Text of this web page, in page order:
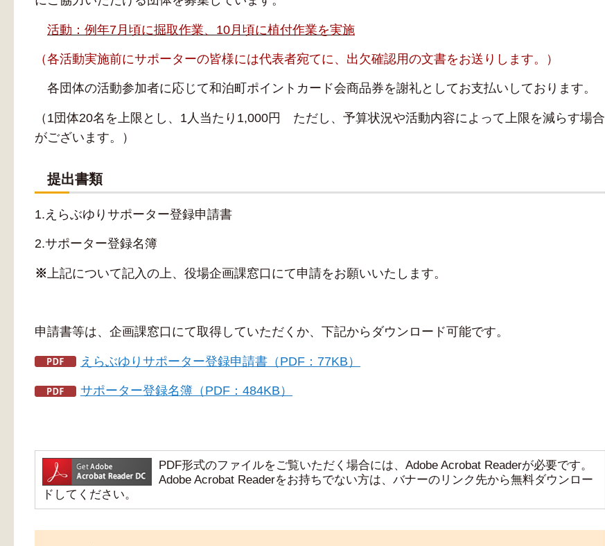
活動：例年7月頃に掘取作業、10月頃に植付作業を実施
（各活動実施前にサポーターの皆様には代表者宛てに、出欠確認用の文書をお送りします。）
各団体の活動参加者に応じて和泊町ポイントカード会商品券を謝礼としてお支払いしております。
（1団体20名を上限とし、1人当たり1,000円 ただし、予算状況や活動内容によって上限を減らす場合
がございます。）
提出書類
1.えらぶゆりサポーター登録申請書
2.サポーター登録名簿
※ 上記について記入の上、役場企画課窓口にて申請をお願いいたします。
申請書等は、企画課窓口にて取得していただくか、下記からダウンロード可能です。
えらぶゆりサポーター登録申請書（PDF：77KB）
サポーター登録名簿（PDF：484KB）
PDF形式のファイルをご覧いただく場合には、Adobe Acrobat Readerが必要です。
Adobe Acrobat Readerをお持ちでない方は、バナーのリンク先から無料ダウンロー
ドしてください。